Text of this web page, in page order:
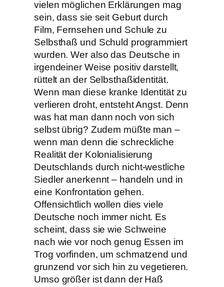
vielen möglichen Erklärungen mag
sein, dass sie seit Geburt durch
Film, Fernsehen und Schule zu
Selbsthaß und Schuld programmiert
wurden. Wer also das Deutsche in
irgendeiner Weise positiv darstellt,
rüttelt an der Selbsthaßidentität.
Wenn man diese kranke Identität zu
verlieren droht, entsteht Angst. Denn
was hat man dann noch von sich
selbst übrig? Zudem müßte man –
wenn man denn die schreckliche
Realität der Kolonialisierung
Deutschlands durch nicht-westliche
Siedler anerkennt – handeln und in
eine Konfrontation gehen.
Offensichtlich wollen dies viele
Deutsche noch immer nicht. Es
scheint, dass sie wie Schweine
nach wie vor noch genug Essen im
Trog vorfinden, um schmatzend und
grunzend vor sich hin zu vegetieren.
Umso größer ist dann der Haß